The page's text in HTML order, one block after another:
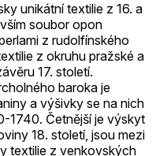
unikátní textilie z 16. a
soubor opon
z rudolfínského
z okruhu pražské a
17. století.
baroka je
a výšivky se na nich
1740. Četnější je výskyt
18. století, jsou mezi
textilie z venkovských